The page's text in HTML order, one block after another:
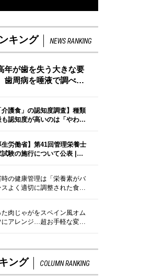
キング NEWS RANKING
年が歯を失う大きな要
歯周病を唾液で調べ…
介護食」の認知度調査】種類
も認知度が高いのは「やわ…
生労働省】第41回管理栄養士
試験の施行について公表 |…
時の健康管理は「栄養素がバ
スよく適切に調整された食…
た肉じゃがをスペイン風オム
にアレンジ…超お手軽な変…
ング COLUMN RANKING